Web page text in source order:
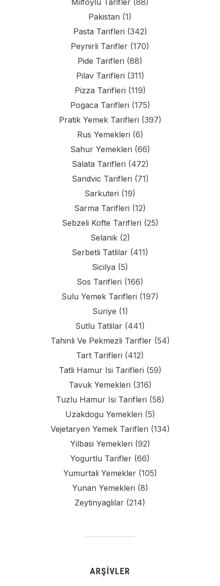
Pakistan (1)
Pasta Tarifleri (342)
Peynirli Tarifler (170)
Pide Tarifleri (88)
Pilav Tarifleri (311)
Pizza Tarifleri (119)
Pogaca Tarifleri (175)
Pratik Yemek Tarifleri (397)
Rus Yemekleri (6)
Sahur Yemekleri (66)
Salata Tarifleri (472)
Sandvic Tarifleri (71)
Sarkuteri (19)
Sarma Tarifleri (12)
Sebzeli Kofte Tarifleri (25)
Selanik(2)
Serbetli Tatlilar (411)
Sicilya (5)
Sos Tarifleri (166)
Sulu Yemek Tarifleri (197)
Suriye (1)
Sutlu Tatlilar (441)
Tahinli Ve Pekmezli Tarifler(54)
Tart Tarifleri (412)
Tatli Hamur Isi Tarifleri (59)
Tavuk Yemekleri (316)
Tuzlu Hamur Isi Tarifleri (58)
Uzakdogu Yemekleri (5)
Vejetaryen Yemek Tarifleri (134)
Yilbasi Yemekleri (92)
Yogurtlu Tarifler (66)
Yumurtali Yemekler(105)
Yunan Yemekleri (8)
Zeytinyaglilar (214)
ARŞIVLER